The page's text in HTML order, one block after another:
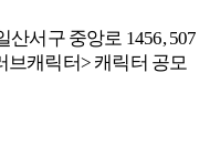
산서구 중앙로 1456, 507
브캐릭터> 캐릭터 공모